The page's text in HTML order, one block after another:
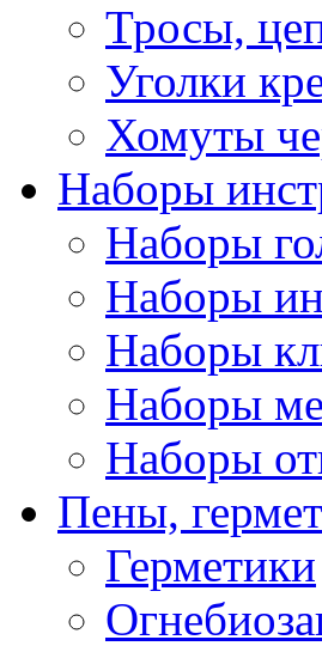
Тросы,
Уголки
Хомуты
Наборы
Наборы
Наборы
Наборы
Наборы
Наборы
Пены,
Герметики